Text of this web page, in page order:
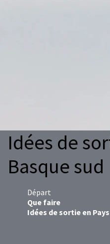
Idées de
Basque sud
Départ
Que faire
Idées de sortie en